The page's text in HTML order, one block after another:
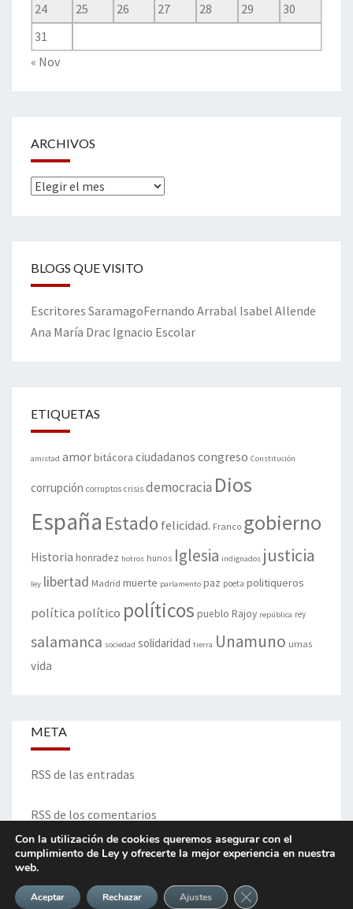
24
25 26 27 28 29
30
31
« Nov
ARCHIVOS
Archivos
BLOGS QUE VISITO
Escritores SaramagoFernando Arrabal Isabel Allende
Ana María Drac Ignacio Escolar
ETIQUETAS
amistad amorbitácora ciudadanos congreso Constitución
corrupción corruptos crisis democracia Dios
España Estado felicidad. Franco gobierno
Historia honradez hotros hunos Iglesia indignados justicia
ley libertad Madrid muerte parlamento paz poeta politiqueros
política político políticos pueblo Rajoy república rey
salamanca sociedad solidaridad tierra Unamuno urnas
vida
META
RSS de las entradas
RSS de los comentarios
Con la utilización de cookies queremos asegurar con el
cumplimiento de Ley y ofrecerte la mejor experiencia en nuestra
web.
Aceptar Rechazar Ajustes Cerrar el banner de